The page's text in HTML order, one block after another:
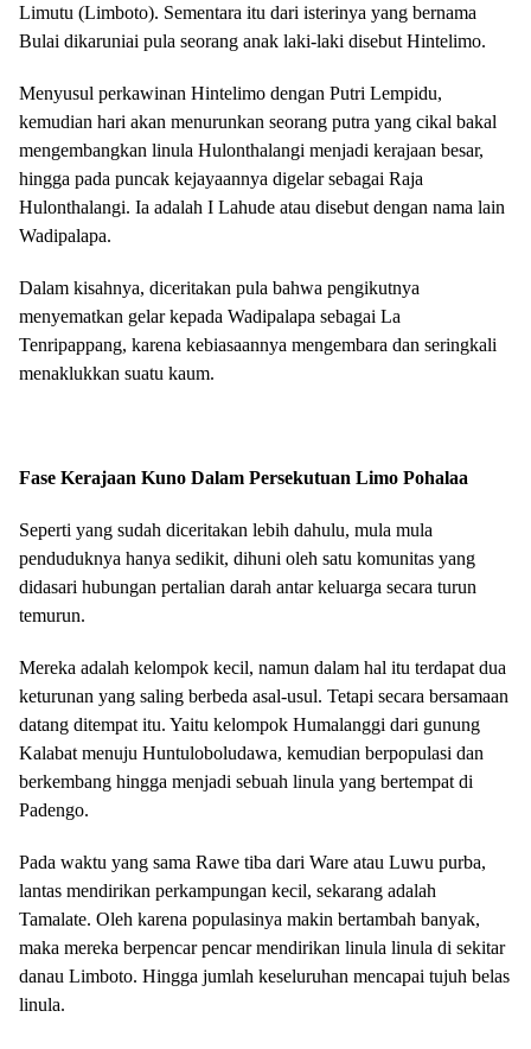
Limutu (Limboto). Sementara itu dari isterinya yang bernama
Bulai dikaruniai pula seorang anak laki-laki disebut Hintelimo.
Menyusul perkawinan Hintelimo dengan Putri Lempidu,
kemudian hari akan menurunkan seorang putra yang cikal bakal
mengembangkan linula Hulonthalangi menjadi kerajaan besar,
hingga pada puncak kejayaannya digelar sebagai Raja
Hulonthalangi. Ia adalah I Lahude atau disebut dengan nama lain
Wadipalapa.
Dalam kisahnya, diceritakan pula bahwa pengikutnya
menyematkan gelar kepada Wadipalapa sebagai La
Tenripappang, karena kebiasaannya mengembara dan seringkali
menaklukkan suatu kaum.
Fase Kerajaan Kuno Dalam Persekutuan Limo Pohalaa
Seperti yang sudah diceritakan lebih dahulu, mula mula
penduduknya hanya sedikit, dihuni oleh satu komunitas yang
didasari hubungan pertalian darah antar keluarga secara turun
temurun.
Mereka adalah kelompok kecil, namun dalam hal itu terdapat dua
keturunan yang saling berbeda asal-usul. Tetapi secara bersamaan
datang ditempat itu. Yaitu kelompok Humalanggi dari gunung
Kalabat menuju Huntuloboludawa, kemudian berpopulasi dan
berkembang hingga menjadi sebuah linula yang bertempat di
Padengo.
Pada waktu yang sama Rawe tiba dari Ware atau Luwu purba,
lantas mendirikan perkampungan kecil, sekarang adalah
Tamalate. Oleh karena populasinya makin bertambah banyak,
maka mereka berpencar pencar mendirikan linula linula di sekitar
danau Limboto. Hingga jumlah keseluruhan mencapai tujuh belas
linula.